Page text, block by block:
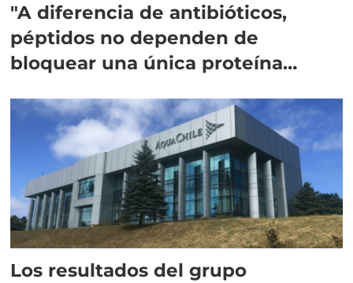
"A diferencia de antibióticos,
péptidos no dependen de
bloquear una única proteína
Los resultados del grupo